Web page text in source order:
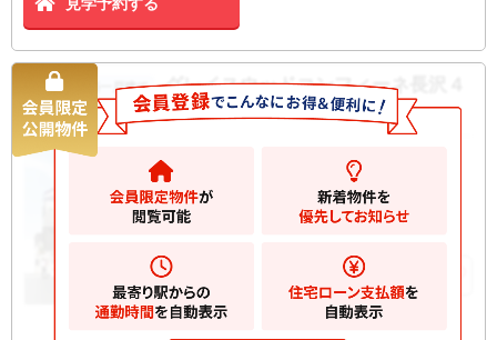
新築一戸建て
グレイスウッドコンフィーネ長沢４
丁目 新築一戸建て
川崎市多摩区長沢
133.81m2
お気に入りに追加